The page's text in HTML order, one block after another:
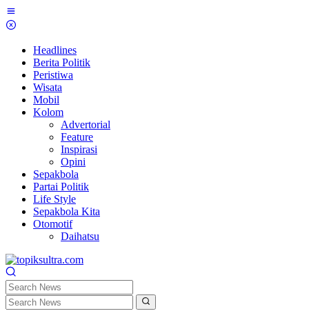
Skip
to
Headlines
Berita Politik
Peristiwa
Wisata
Mobil
Kolom
Advertorial
Feature
Inspirasi
Opini
Sepakbola
Partai Politik
Life Style
Sepakbola Kita
Otomotif
Daihatsu